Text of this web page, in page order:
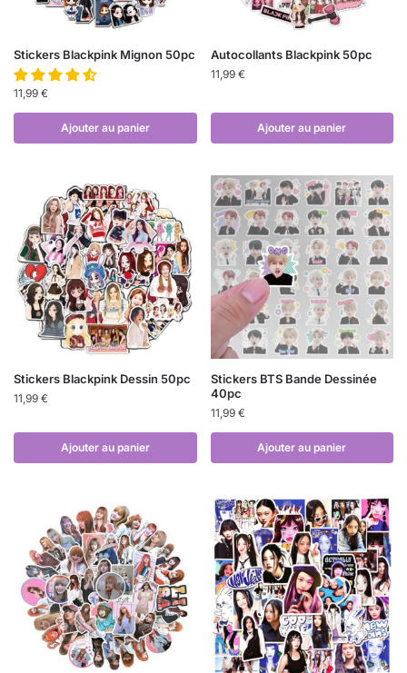
Stickers Blackpink Mignon 50pc
11,99 €
Ajouter au panier
Autocollants Blackpink 50pc
11,99 €
Ajouter au panier
Stickers Blackpink Dessin 50pc
11,99 €
Ajouter au panier
Stickers BTS Bande Dessinée
40pc
11,99 €
Ajouter au panier